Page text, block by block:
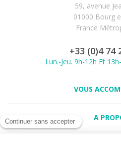
59, avenue
01000 Bourg
France
+33 (0)4 74
Lun.-Jeu. 9h-12h Et
VOUS
A